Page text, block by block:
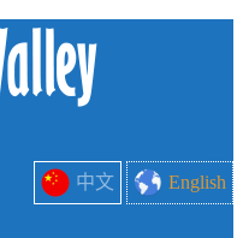
中文 English